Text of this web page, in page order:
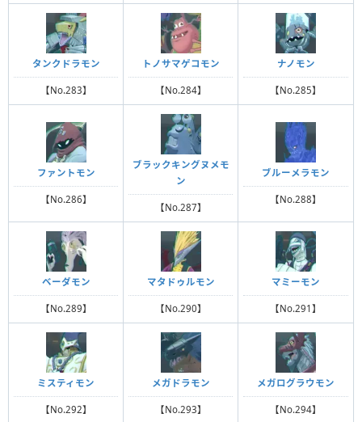
タンクドラモン
【No.283】
トノサマゲコモン
【No.284】
ナノモン
【No.285】
ファントモン
【No.286】
ブラックキングヌメモ
ン
【No.287】
ブルーメラモン
【No.288】
ベーダモン
【No.289】
マタドゥルモン
【No.290】
マミーモン
【No.291】
ミスティモン
【No.292】
メガドラモン
【No.293】
メガログラウモン
【No.294】